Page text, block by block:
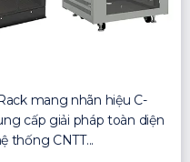
mang nhãn hiệu C-
cấp giải pháp toàn diện
thống CNTT...